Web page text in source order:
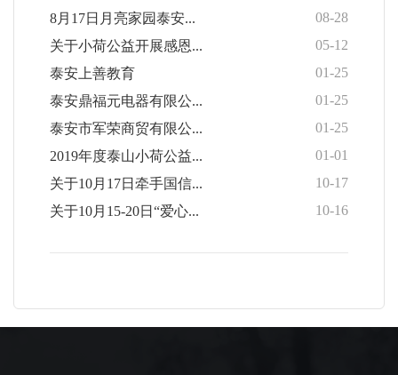
8月17日月亮家园泰安...
08-28
关于小荷公益开展感恩...
05-12
泰安上善教育
01-25
泰安鼎福元电器有限公...
01-25
泰安市军荣商贸有限公...
01-25
2019年度泰山小荷公益...
01-01
关于10月17日牵手国信...
10-17
关于10月15-20日“爱心...
10-16